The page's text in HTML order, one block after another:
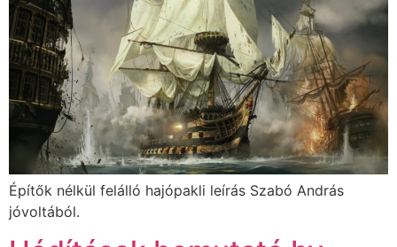
Építők nélkül felálló hajópakli leírás Szabó András
jóvoltából.